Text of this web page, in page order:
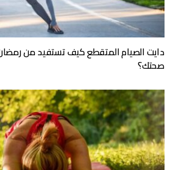
دايت الصيام المتقطع كيف تستفيد من
صحتك؟